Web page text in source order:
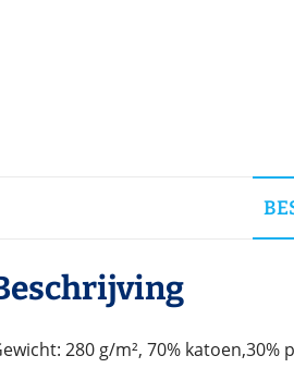
280 g/m², 70% katoen,30%